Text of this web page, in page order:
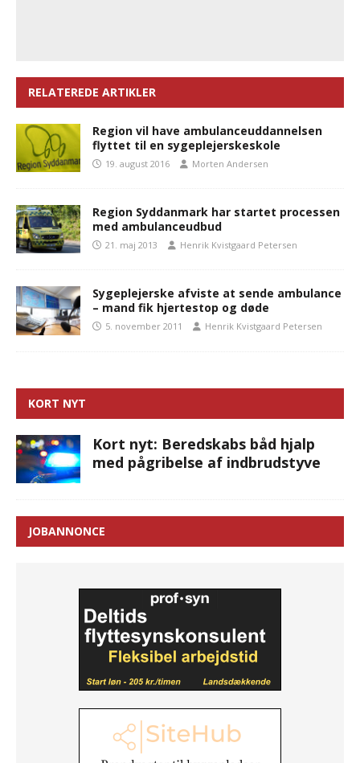
RELATEREDE ARTIKLER
Region vil have ambulanceuddannelsen
flyttet til en sygeplejerskeskole
19. august 2016 Morten Andersen
Region Syddanmark har startet processen
med ambulanceudbud
21. maj 2013 Henrik Kvistgaard Petersen
Sygeplejerske afviste at sende ambulance
– mand fik hjertestop og døde
5. november 2011 Henrik Kvistgaard Petersen
KORT NYT
Kort nyt: Beredskabs båd hjalp
med pågribelse af indbrudstyve
JOBANNONCE